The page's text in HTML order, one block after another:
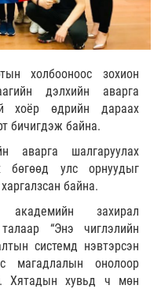
холбооноос зохион
дэлхийн аварга
хоёр өдрийн дараах
бичигдэж байна.
аварга шалгаруулах
бөгөөд улс орнуудыг
байна.
захирал
“Энэ чиглэлийн
системд нэвтэрсэн
магадлалын онолоор
Хятадын хувьд ч мөн